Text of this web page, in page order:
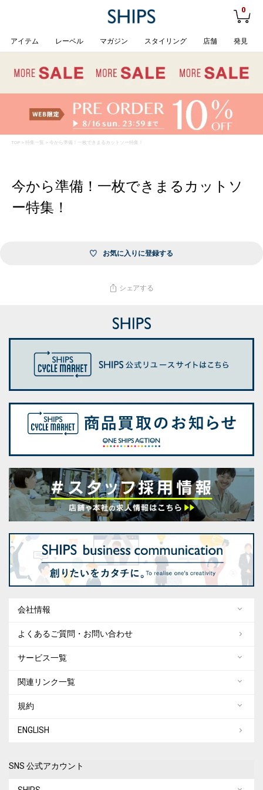
0
アイテム レーベル マガジン スタイリング 店舗 発見
TOP> 特集一覧 > 今から準備！一枚できまるカットソー特集！
今から準備！一枚できまるカットソ
ー特集！
お気に入りに登録する
シェアする
会社情報
よくあるご質問・お問い合わせ
サービス一覧
関連リンク一覧
規約
ENGLISH
SNS 公式アカウント